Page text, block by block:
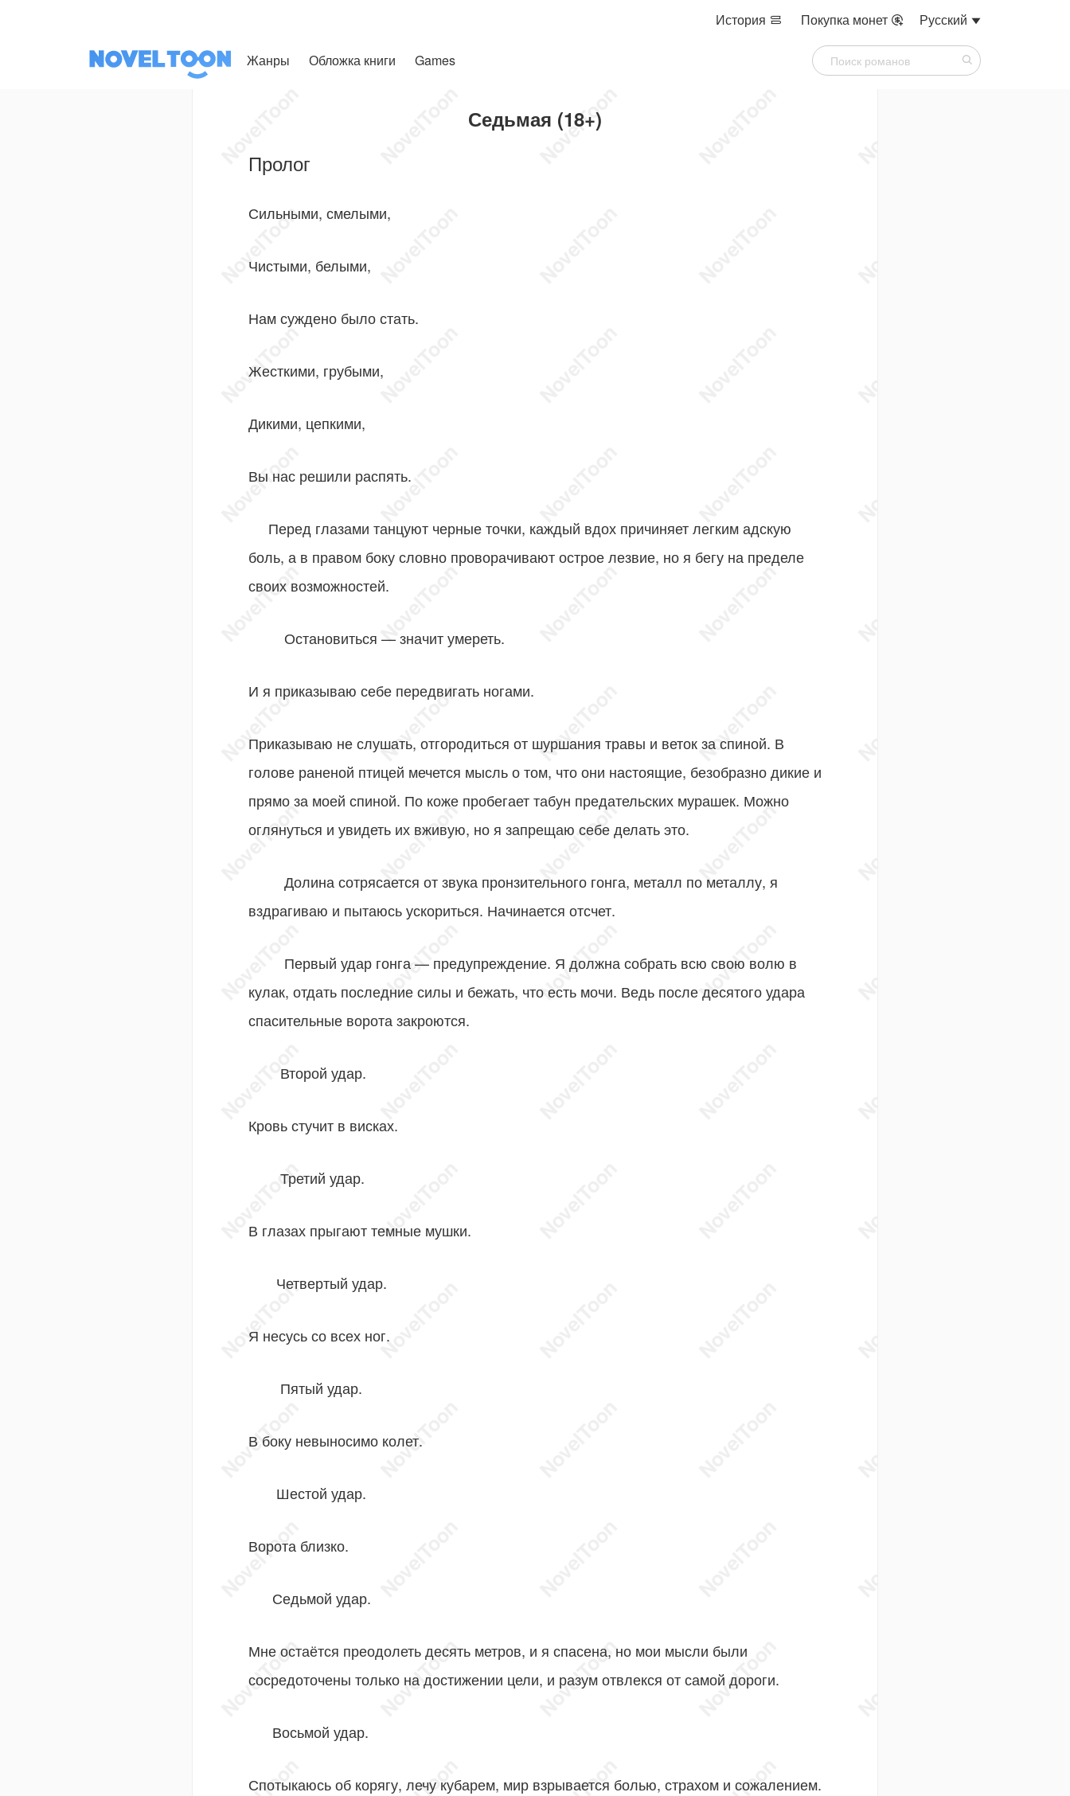
История  Покупка монет  Русский 
Жанры Обложка книги Games
Седьмая (18+)
Пролог
Сильными, смелыми,
Чистыми, белыми,
Нам суждено было стать.
Жесткими, грубыми,
Дикими, цепкими,
Вы нас решили распять.
Перед глазами танцуют черные точки, каждый вдох причиняет легким адскую
боль, а в правом боку словно проворачивают острое лезвие, но я бегу на пределе
своих возможностей.
Остановиться — значит умереть.
И я приказываю себе передвигать ногами.
Приказываю не слушать, отгородиться от шуршания травы и веток за спиной. В
голове раненой птицей мечется мысль о том, что они настоящие, безобразно дикие и
прямо за моей спиной. По коже пробегает табун предательских мурашек. Можно
оглянуться и увидеть их вживую, но я запрещаю себе делать это.
Долина сотрясается от звука пронзительного гонга, металл по металлу, я
вздрагиваю и пытаюсь ускориться. Начинается отсчет.
Первый удар гонга — предупреждение. Я должна собрать всю свою волю в
кулак, отдать последние силы и бежать, что есть мочи. Ведь после десятого удара
спасительные ворота закроются.
Второй удар.
Кровь стучит в висках.
Третий удар.
В глазах прыгают темные мушки.
Четвертый удар.
Я несусь со всех ног.
Пятый удар.
В боку невыносимо колет.
Шестой удар.
Ворота близко.
Седьмой удар.
Мне остаётся преодолеть десять метров, и я спасена, но мои мысли были
сосредоточены только на достижении цели, и разум отвлекся от самой дороги.
Восьмой удар.
Спотыкаюсь об корягу, лечу кубарем, мир взрывается болью, страхом и сожалением.